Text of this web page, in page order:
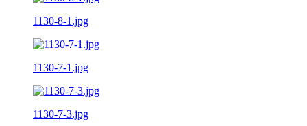
1130-8-1.jpg
1130-7-1.jpg
1130-7-3.jpg